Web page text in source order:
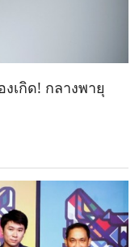
งเกิด! กลางพายุ